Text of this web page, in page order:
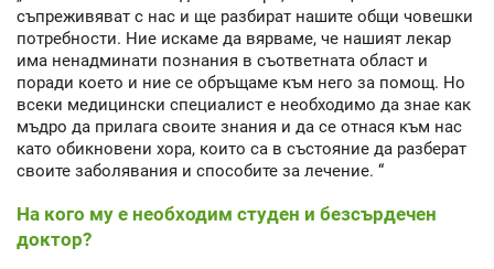
съпреживяват с нас и ще разбират нашите общи човешки
потребности. Ние искаме да вярваме, че нашият лекар
има ненадминати познания в съответната област и
поради което и ние се обръщаме към него за помощ. Но
всеки медицински специалист е необходимо да знае как
мъдро да прилага своите знания и да се отнася към нас
като обикновени хора, които са в състояние да разберат
своите заболявания и способите за лечение. “
На кого му е необходим студен и безсърдечен
доктор?